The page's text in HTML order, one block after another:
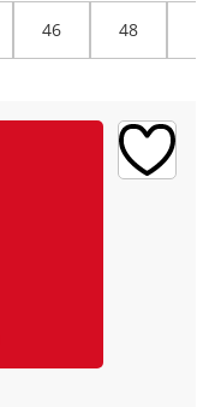
46 48